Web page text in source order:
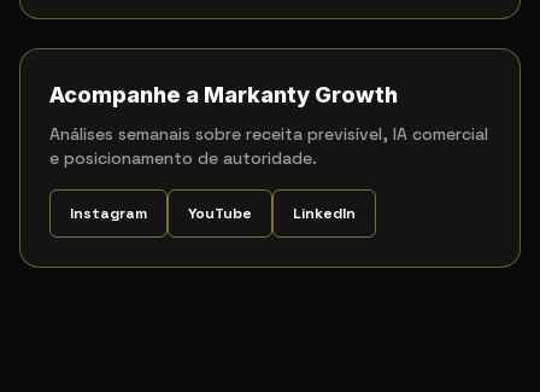
Acompanhe a Markanty Growth
Análises semanais sobre receita previsível, IA comercial
e posicionamento de autoridade.
Instagram YouTube LinkedIn